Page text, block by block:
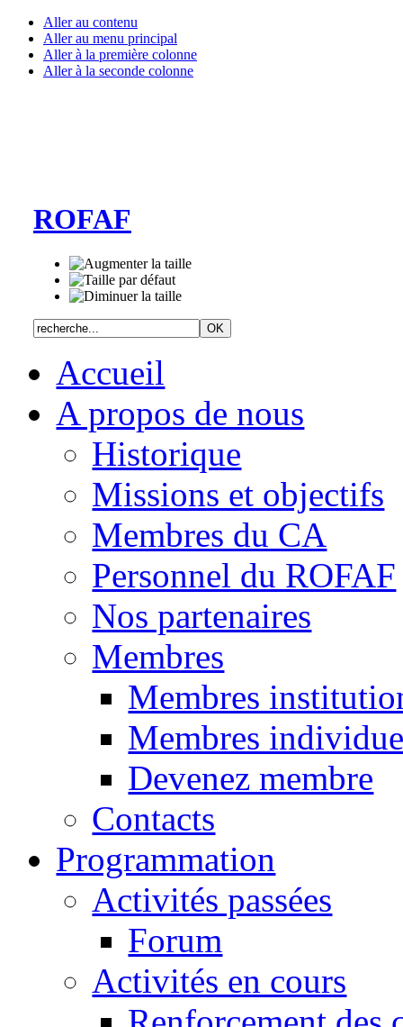
Aller au contenu
Aller au menu principal
Aller à la première colonne
Aller à la seconde colonne
ROFAF
Accueil
A propos de nous
Historique
Missions et objectifs
Membres du CA
Personnel du ROFAF
Nos partenaires
Membres
Membres
Membres
Devenez membre
Contacts
Programmation
Activités passées
Forum
Activités en cours